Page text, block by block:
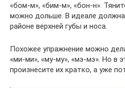
«бом-м», «бим-м», «бон-н».
можно дольше. В идеале должна
районе верхней губы и носа.
Похожее упражнение можно
«ми-ми», «му-му», «мэ-мэ». Но в
произнесите их кратко, а уже